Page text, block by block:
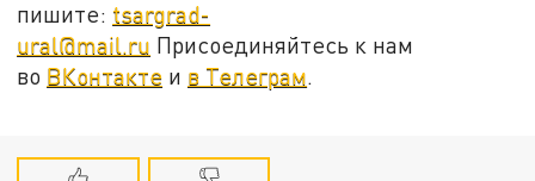
пишите: tsargrad-
ural@mail.ru Присоединяйтесь к нам
во ВКонтакте и в Телеграм.